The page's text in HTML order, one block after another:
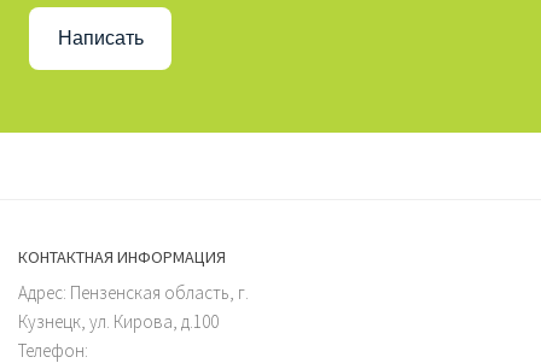
Написать
КОНТАКТНАЯ ИНФОРМАЦИЯ
Адрес: Пензенская область, г.
Кузнецк, ул. Кирова, д.100
Телефон: